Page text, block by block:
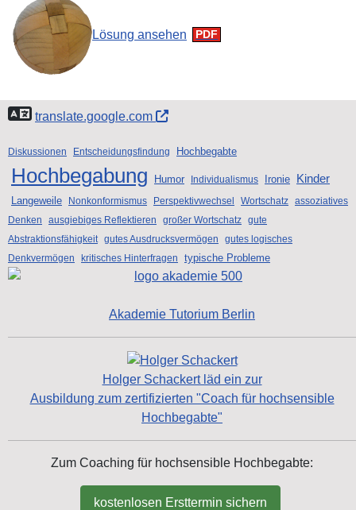
Lösung ansehen
translate.google.com
Diskussionen Entscheidungsfindung Hochbegabte
Hochbegabung Humor Individualismus Ironie Kinder
Langeweile Nonkonformismus Perspektivwechsel Wortschatz assoziatives
Denken
ausgiebiges Reflektieren großer Wortschatz gute
Abstraktionsfähigkeit gutes Ausdrucksvermögen
gutes logisches
Denkvermögen
kritisches Hinterfragen typische Probleme
Akademie Tutorium Berlin
Holger Schackert läd ein zur
Ausbildung zum zertifizierten "Coach für hochsensible
Hochbegabte"
Zum Coaching für hochsensible Hochbegabte:
kostenlosen Ersttermin sichern